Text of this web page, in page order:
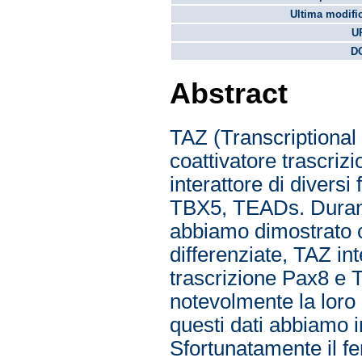
Ultima
Abstract
TAZ
coattivatore
interattore di diversi
TBX5, TEADs.
abbiamo dimostrato
differenziate, TAZ
trascrizione Pax8 e
notevolmente la
questi dati abbiamo
Sfortunatamente il